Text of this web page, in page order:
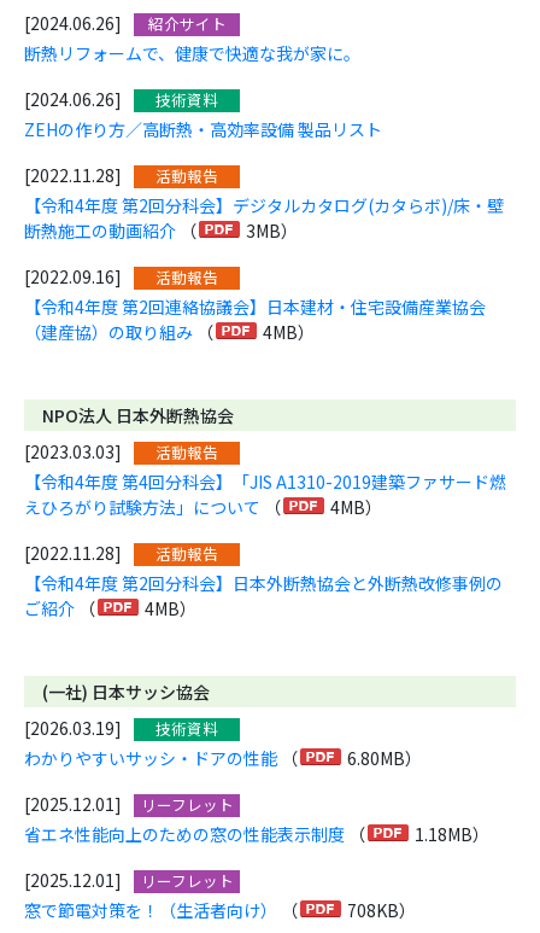
[2024.06.26]
紹介サイト
断熱リフォームで、健康で快適な我が家に。
[2024.06.26]
技術資料
ZEHの作り方／高断熱・高効率設備 製品リスト
[2022.11.28]
活動報告
【令和4年度 第2回分科会】デジタルカタログ(カタらボ)/床・壁
断熱施工の動画紹介 （
3MB）
[2022.09.16]
活動報告
【令和4年度 第2回連絡協議会】日本建材・住宅設備産業協会
（建産協）の取り組み （ 4MB）
NPO法人 日本外断熱協会
[2023.03.03]
活動報告
【令和4年度 第4回分科会】「JIS A1310-2019建築ファサード燃
えひろがり試験方法」について （
4MB）
[2022.11.28]
活動報告
【令和4年度 第2回分科会】日本外断熱協会と外断熱改修事例の
ご紹介 （ 4MB）
(一社) 日本サッシ協会
[2026.03.19]
技術資料
わかりやすいサッシ・ドアの性能 （
6.80MB）
[2025.12.01]
リーフレット
省エネ性能向上のための窓の性能表示制度 （
1.18MB）
[2025.12.01]
リーフレット
窓で節電対策を！（生活者向け） （ 708KB）